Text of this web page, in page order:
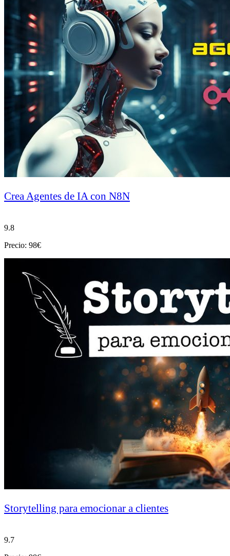
Crea Agentes de IA con N8N
9.8
Precio: 98€
Storytelling para emocionar a clientes
9.7